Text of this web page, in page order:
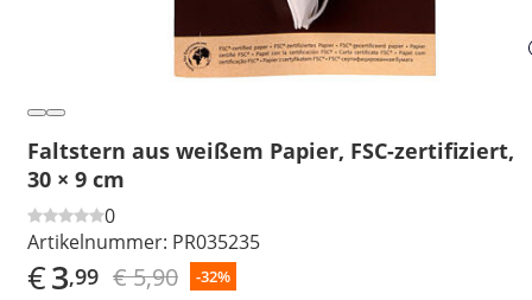
Faltstern aus weißem Papier, FSC-zertifiziert,
30 × 9 cm
0
Artikelnummer: PR035235
€3,99 € 5,90 -32%